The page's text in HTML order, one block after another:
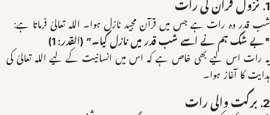
1. نزول قرآن کی رات
شب قدر وہ رات ہے جس میں قرآن مجید نازل ہوا۔ اللہ تعالیٰ فرماتا ہے:
"بے شک ہم نے اسے شب قدر میں نازل کیا۔” (القدر: 1)
یہ رات اس لیے بھی خاص ہے کہ اس میں انسانیت کے لیے اللہ تعالیٰ کی
ہدایت کا آغاز ہوا۔
2. برکت والی رات